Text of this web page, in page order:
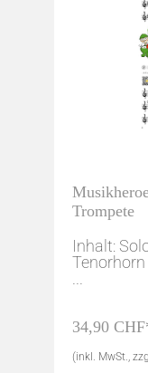
Trompete
Inhalt: Solostimme für Trompete,
...
34,90
(inkl. MwSt.,